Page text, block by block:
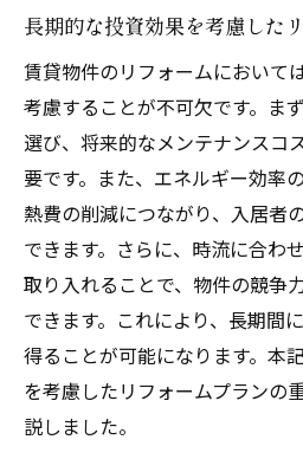
福岡県での賃貸物件投
リフォーム投資が生む
投資リスクを軽減す
略
投資家が知っておきた
ム事情
リフォームの成功事例か
件活用法
成功事例が教えるリ
福岡県でのユニーク
リフォーム成功の鍵
事例から見る賃貸物件
長期的な投資効果を考慮した
賃貸物件のリフォームにおいて
考慮することが不可欠です。ま
選び、将来的なメンテナンスコ
要です。また、エネルギー効率
熱費の削減につながり、入居者
できます。さらに、時流に合わ
取り入れることで、物件の競争
できます。これにより、長期間
得ることが可能になります。本
を考慮したリフォームプランの
説しました。